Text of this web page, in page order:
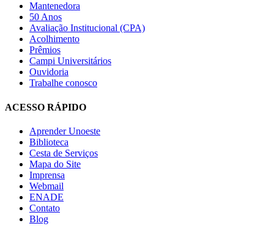
Mantenedora
50 Anos
Avaliação Institucional (CPA)
Acolhimento
Prêmios
Campi Universitários
Ouvidoria
Trabalhe conosco
ACESSO RÁPIDO
Aprender Unoeste
Biblioteca
Cesta de Serviços
Mapa do Site
Imprensa
Webmail
ENADE
Contato
Blog